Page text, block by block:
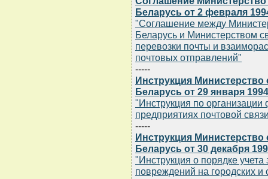
Беларусь от 2 февраля
"Соглашение между
Беларусь и Министерством
перевозки почты и
почтовых отправлений"
-----
Инструкция
Беларусь от 29 января 1994
"Инструкция по
предприятиях почтовой
-----
Инструкция
Беларусь от 30 декабря
"Инструкция о порядке
повреждений на городских и